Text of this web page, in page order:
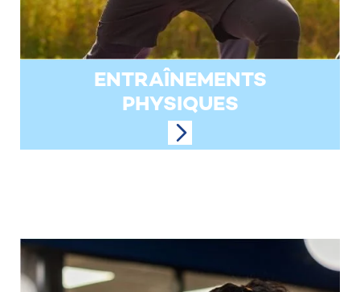
ENTRAÎNEMENTS
PHYSIQUES